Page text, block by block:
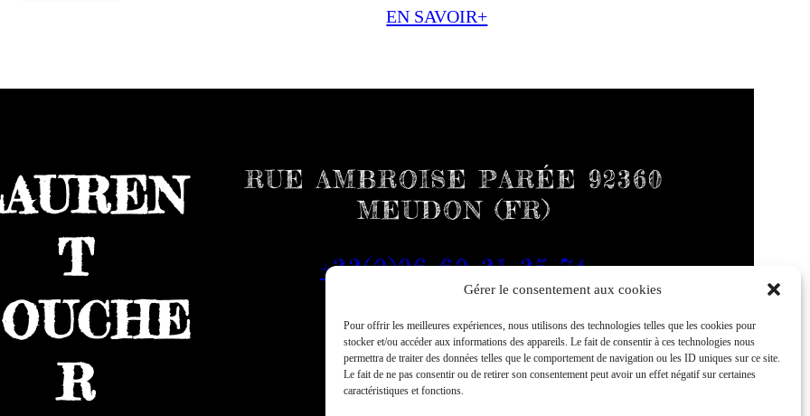
Gérer le consentement aux cookies
Pour offrir les meilleures expériences, nous utilisons des technologies telles que les cookies pour
stocker et/ou accéder aux informations des appareils. Le fait de consentir à ces technologies nous
permettra de traiter des données telles que le comportement de navigation ou les ID uniques sur ce site.
Le fait de ne pas consentir ou de retirer son consentement peut avoir un effet négatif sur certaines
caractéristiques et fonctions.
EN SAVOIR+
T
R
RUE AMBROISE PARÉE 92360
MEUDON (FR)
+33(0)06 60 31 35 74